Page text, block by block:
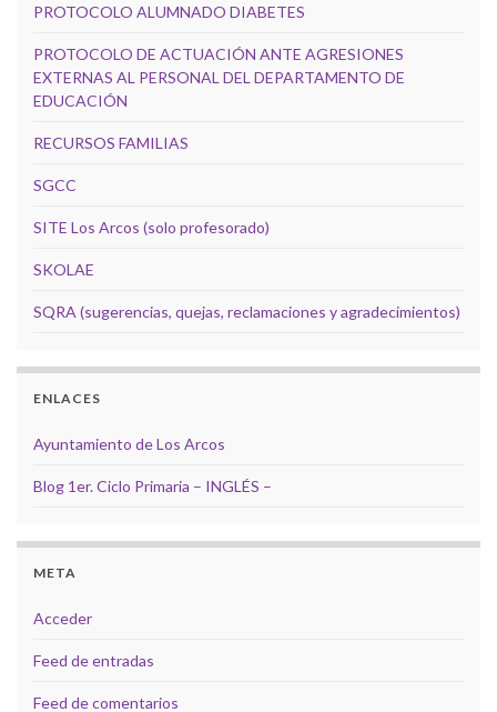
PROTOCOLO ALUMNADO DIABETES
PROTOCOLO DE ACTUACIÓN ANTE AGRESIONES
EXTERNAS AL PERSONAL DEL DEPARTAMENTO DE
EDUCACIÓN
RECURSOS FAMILIAS
SGCC
SITE Los Arcos (solo profesorado)
SKOLAE
SQRA (sugerencias, quejas, reclamaciones y agradecimientos)
ENLACES
Ayuntamiento de Los Arcos
Blog 1er. Ciclo Primaria – INGLÉS –
META
Acceder
Feed de entradas
Feed de comentarios